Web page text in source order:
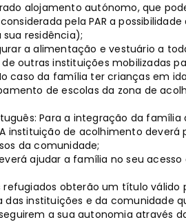
alojamento autónomo, que
pela PAR a
residência);
a alimentação e vestuário a
outras instituições mobilizadas
caso da família ter crianças em
de escolas da zona de
Para a integração da
instituição de acolhimento
da comunidade;
ajudar a família no seu
refugiados obterão um título
instituições e da comunidade
a sua autonomia através